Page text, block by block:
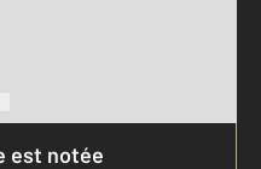
est notée